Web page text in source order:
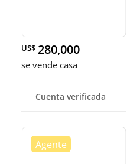
US$ 280,000
se vende casa
Cuenta verificada